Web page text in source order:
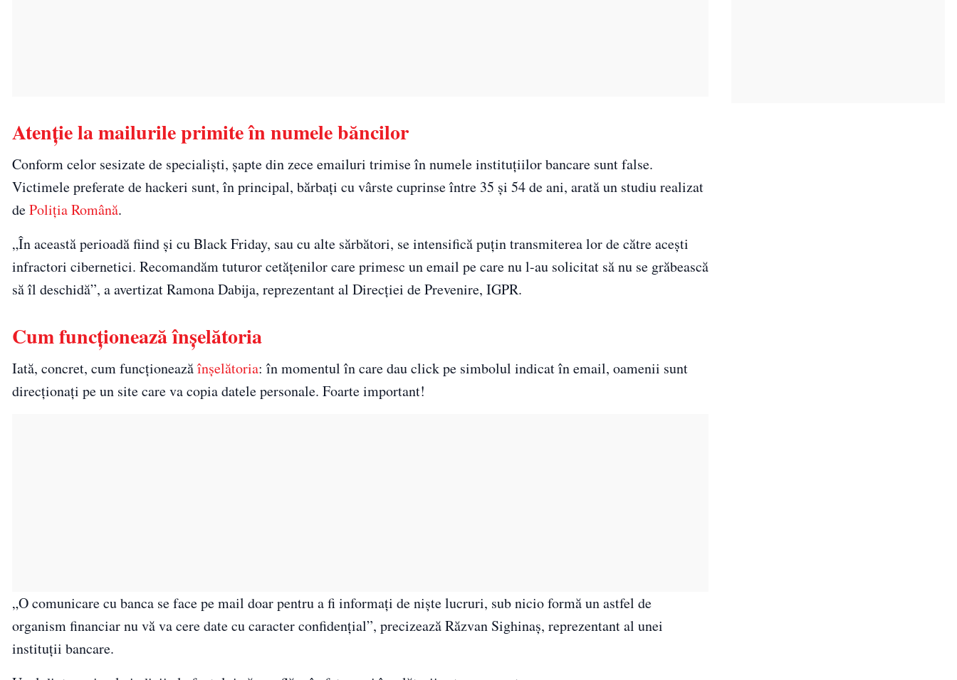
Atenție la mailurile primite în numele băncilor
Conform celor sesizate de specialişti, şapte din zece emailuri trimise în numele instituțiilor bancare sunt false.
Victimele preferate de hackeri sunt, în principal, bărbați cu vârste cuprinse între 35 și 54 de ani, arată un studiu realizat
dePoliția Română.
„În această perioadă fiind și cu Black Friday, sau cu alte sărbători, se intensifică puțin transmiterea lor de către acești
infractori cibernetici. Recomandăm tuturor cetățenilor care primesc un email pe care nu l-au solicitat să nu se grăbească
să îl deschidă”, a avertizat Ramona Dabija, reprezentant al Direcției de Prevenire, IGPR.
Cum funcţionează înşelătoria
Iată, concret, cum funcţioneazăînşelătoria: în momentul în care dau click pe simbolul indicat în email, oamenii sunt
direcționați pe un site care va copia datele personale. Foarte important!
„O comunicare cu banca se face pe mail doar pentru a fi informați de niște lucruri, sub nicio formă un astfel de
organism financiar nu vă va cere date cu caracter confidențial”, precizează Răzvan Sighinaș, reprezentant al unei
instituții bancare.